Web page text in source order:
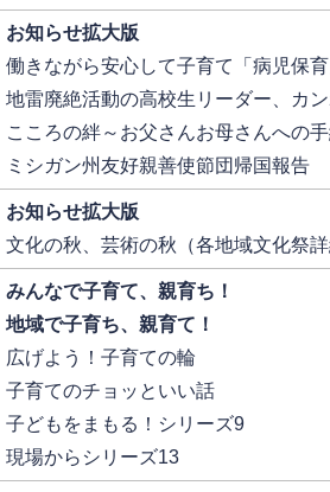
お知らせ拡大版
働きながら安心して子育て「病児保
地雷廃絶活動の高校生リーダー、カ
こころの絆～お父さんお母さんへの
ミシガン州友好親善使節団帰国報告
お知らせ拡大版
文化の秋、芸術の秋（各地域文化祭詳
みんなで子育て、親育ち！
地域で子育ち、親育て！
広げよう！子育ての輪
子育てのチョッといい話
子どもをまもる！シリーズ9
現場からシリーズ13